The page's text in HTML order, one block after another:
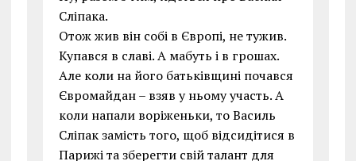
Сліпака.
Отож жив він собі в Європі, не тужив.
Купався в славі. А мабуть і в грошах.
Але коли на його батьківщині почався
Євромайдан – взяв у ньому участь. А
коли напали воріженьки, то Василь
Сліпак замість того, щоб відсидітися в
Парижі та зберегти свій талант для